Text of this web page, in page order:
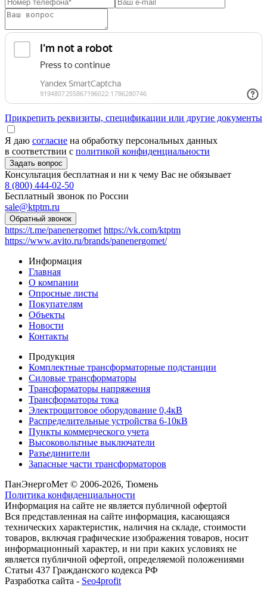
Прикрепить реквизиты, спецификации или другие документы
Я даю согласие на обработку персональных данных
в соответствии с политикой конфиденциальности
Консультация бесплатная и ни к чему Вас не обязывает
8 (800) 444-02-50
Бесплатный звонок по России
sale@ktptm.ru
https://t.me/panenergomet https://vk.com/ktptm
https://www.avito.ru/brands/panenergomet/
Информация
Главная
О компании
Опросные листы
Покупателям
Объекты
Новости
Контакты
Продукция
Комплектные трансформаторные подстанции
Силовые трансформаторы
Трансформаторы напряжения
Трансформаторы тока
Электрощитовое оборудование 0,4кВ
Распределительные устройства 6-10кВ
Пункты коммерческого учета
Высоковольтные выключатели
Разъединители
Запасные части трансформаторов
ПанЭнергоМет © 2006-2026, Тюмень
Политика конфиденциальности
Информация на сайте не является публичной офертой
Вся представленная на сайте информация, касающаяся
технических характеристик, наличия на складе, стоимости
товаров, включая графические изображения товаров, носит
информационный характер, и ни при каких условиях не
является публичной офертой, определяемой положениями
Статьи 437 Гражданского кодекса РФ
Разработка сайта - Seo4profit